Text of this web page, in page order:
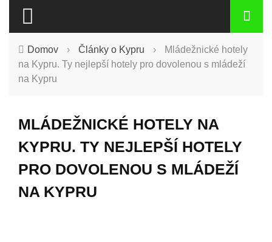
Domov › Články o Kypru ›
Mládežnické hotely
na Kypru. Ty nejlepší hotely pro dovolenou s mládeží
na Kypru
MLÁDEŽNICKÉ HOTELY NA
KYPRU. TY NEJLEPŠÍ HOTELY
PRO DOVOLENOU S MLÁDEŽÍ
NA KYPRU